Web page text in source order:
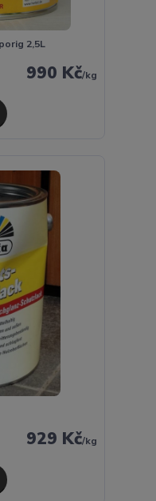
2,5L
990 Kč/kg
929 Kč/kg